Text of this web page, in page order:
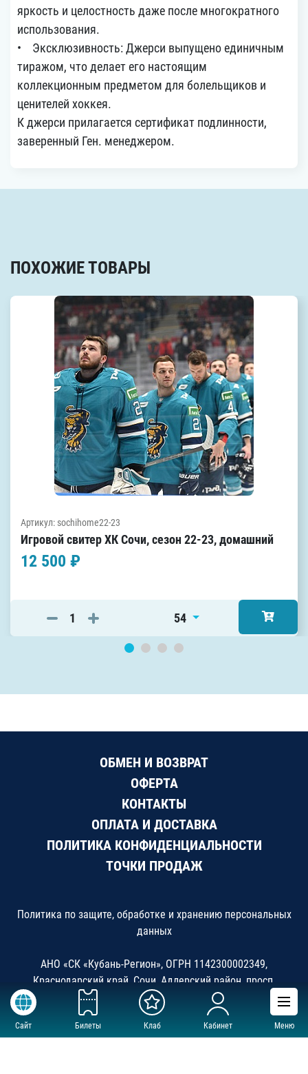
Сайт Билеты Клаб Кабинет Меню
яркость и целостность даже после многократного
использования.
• Эксклюзивность: Джерси выпущено единичным
тиражом, что делает его настоящим
коллекционным предметом для болельщиков и
ценителей хоккея.
К джерси прилагается сертификат подлинности,
заверенный Ген. менеджером.
ПОХОЖИЕ ТОВАРЫ
Артикул: sochihome22-23
Игровой свитер ХК Сочи, сезон 22-23, домашний
12 500 ₽
54
ОБМЕН И ВОЗВРАТ
ОФЕРТА
КОНТАКТЫ
ОПЛАТА И ДОСТАВКА
ПОЛИТИКА КОНФИДЕНЦИАЛЬНОСТИ
ТОЧКИ ПРОДАЖ
Политика по защите, обработке и хранению персональных
данных
АНО «СК «Кубань-Регион», ОГРН 1142300002349,
Краснодарский край, Сочи, Адлерский район, просп.
Олимпийский 7, ДС «Большой»